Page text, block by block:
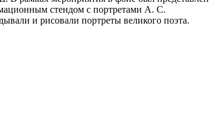
стендом с портретами А. С.
и рисовали портреты великого поэта.